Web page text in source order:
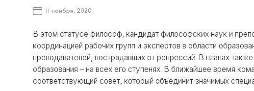
11 ноября, 2020
В этом статусе философ, кандидат философских наук и
координацией рабочих групп и экспертов в области
преподавателей, пострадавших от репрессий. В планах
образования – на всех его ступенях. В ближайшее время
соответствующий совет, который объединит значимых